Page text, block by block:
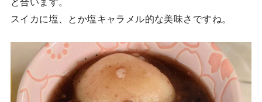
スイカに塩、とか塩キャラメル的な美味さですね。